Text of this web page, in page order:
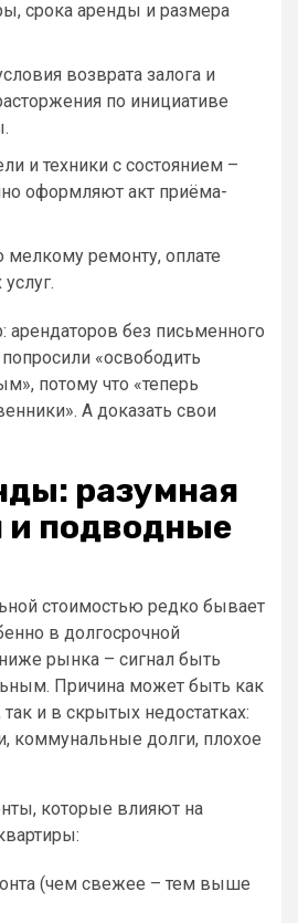
срока аренды и размера
возврата залога и
по инициативе
и техники с состоянием –
оформляют акт приёма-
мелкому ремонту, оплате
без письменного
«освободить
потому что «теперь
А доказать свои
разумная
и подводные
стоимостью редко бывает
в долгосрочной
рынка – сигнал быть
Причина может быть как
и в скрытых недостатках:
коммунальные долги, плохое
которые влияют на
(чем свежее – тем выше